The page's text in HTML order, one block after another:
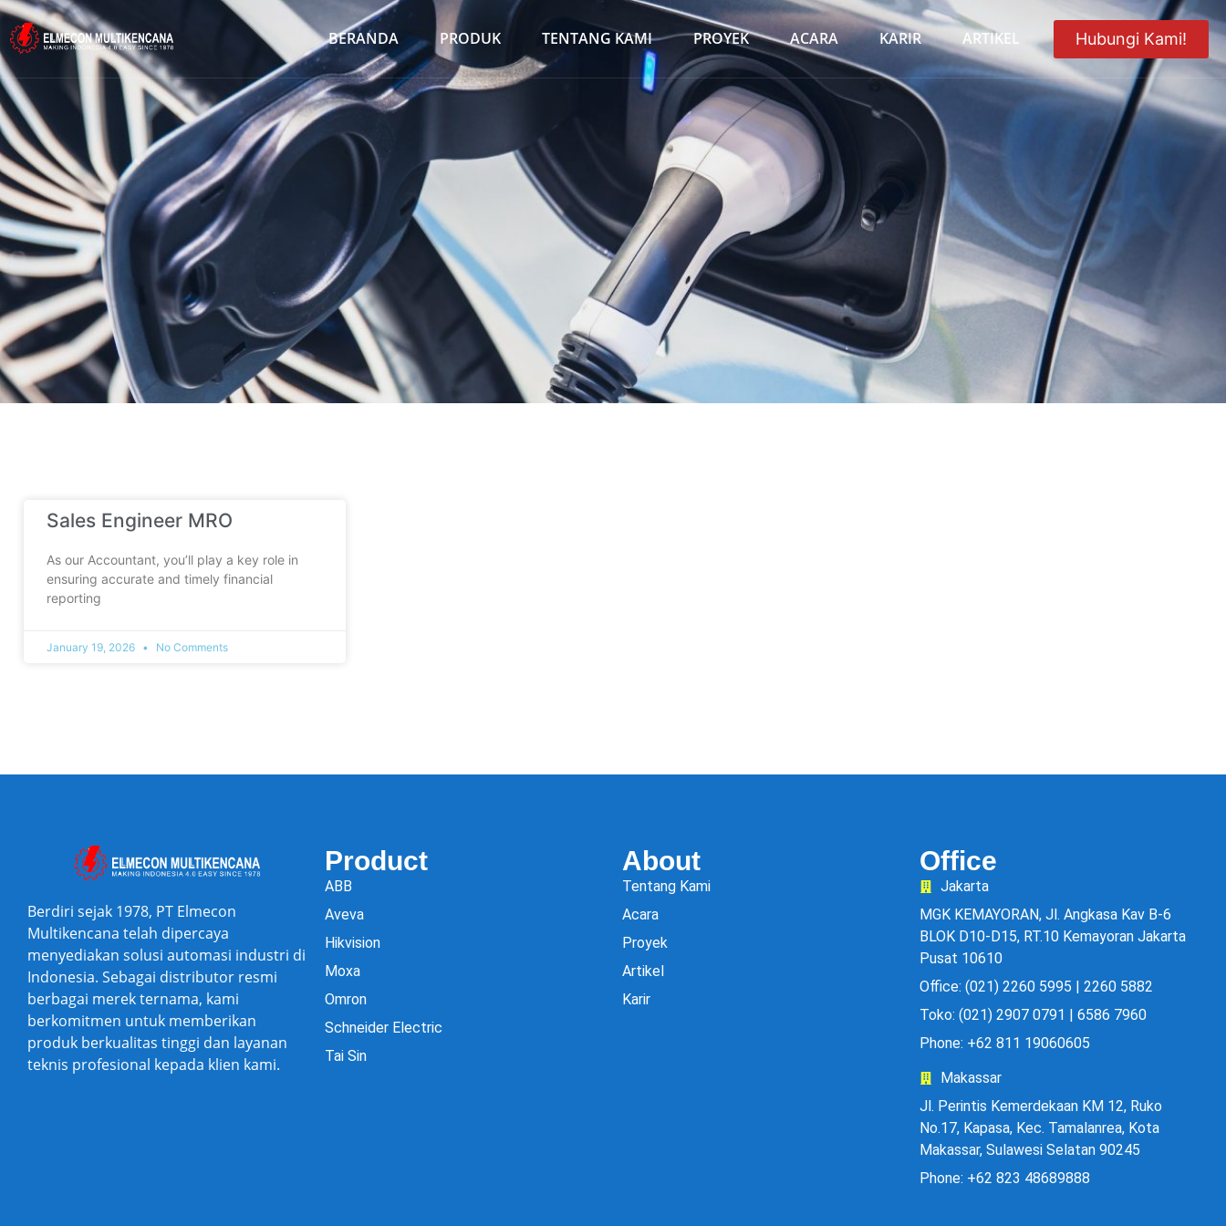
BERANDA PRODUK TENTANG KAMI PROYEK ACARA KARIR ARTIKEL Hubungi Kami!
Sales Engineer MRO
As our Accountant, you’ll play a key role in
ensuring accurate and timely financial
reporting
January 19, 2026 No Comments
Berdiri sejak 1978, PT Elmecon
Multikencana telah dipercaya
menyediakan solusi automasi industri di
Indonesia. Sebagai distributor resmi
berbagai merek ternama, kami
berkomitmen untuk memberikan
produk berkualitas tinggi dan layanan
teknis profesional kepada klien kami.
Product
ABB
Aveva
Hikvision
Moxa
Omron
Schneider Electric
Tai Sin
About
Tentang Kami
Acara
Proyek
Artikel
Karir
Office
Jakarta
MGK KEMAYORAN, Jl. Angkasa Kav B-6
BLOK D10-D15, RT.10 Kemayoran Jakarta
Pusat 10610
Office: (021) 2260 5995 | 2260 5882
Toko: (021) 2907 0791 | 6586 7960
Phone: +62 811 19060605
Makassar
Jl. Perintis Kemerdekaan KM 12, Ruko
No.17, Kapasa, Kec. Tamalanrea, Kota
Makassar, Sulawesi Selatan 90245
Phone: +62 823 48689888